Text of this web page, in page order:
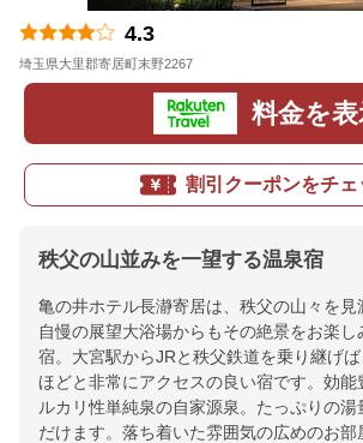
4.3
埼玉県大里郡寄居町末野2267
料金を表
割引クーポンをチェ
秩父の山並みを一望する温泉宿
亀の井ホテル長瀞寄居は、秩父の山々を見
自慢の展望大浴場からもその絶景をお楽し
宿。大宮駅からJRと秩父鉄道を乗り継げば
ほどと非常にアクセスの良い宿です。効能
ルカリ性単純泉の自家源泉。たっぷりの湯
だけます。落ち着いた雰囲気の広めのお部